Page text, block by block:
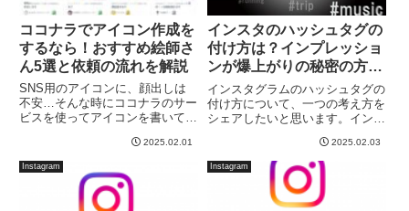
ココナラでアイコン作成を
するなら！おすすめ絵師さ
ん5選と依頼の流れを解説
SNS用のアイコンに、顔出しは
不安…そんな時にココナラのサー
ビスを使ってアイコンを書いても
さんインスタやツイッターの
SNSアイコンを、ココナラで依
頼してみたいけどどうやってやる
んだろう？A君自分が好みのアイ
2025.02.01
インスタのハッシュタグの
付け方は？インプレッショ
ンが爆上がりの秘密の方
法！
インスタグラムのハッシュタグの
付け方について、一つの考え方を
シェアしたいと思います。インス
意味合いと言うのは、やはり『い
いね』を増やしたり、『見てもら
う』機会を増やすためですよね。
ただ、いい写真を投稿し続けて
2025.02.03
Instagram Instagram